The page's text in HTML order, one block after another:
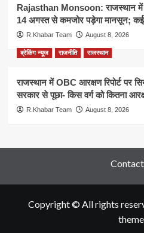
Rajasthan Monsoon: राजस्थान में
14 अगस्त से कमजोर पड़ेगा मानसून; कई
R.Khabar Team August 8, 2026
ब्रेकिंग न्यूज राजनीति राजस्थान
राजस्थान में OBC आरक्षण रिपोर्ट पर
सरकार से पूछा- किस वर्ग को कितना
R.Khabar Team August 8, 2026
Copyright © All rights